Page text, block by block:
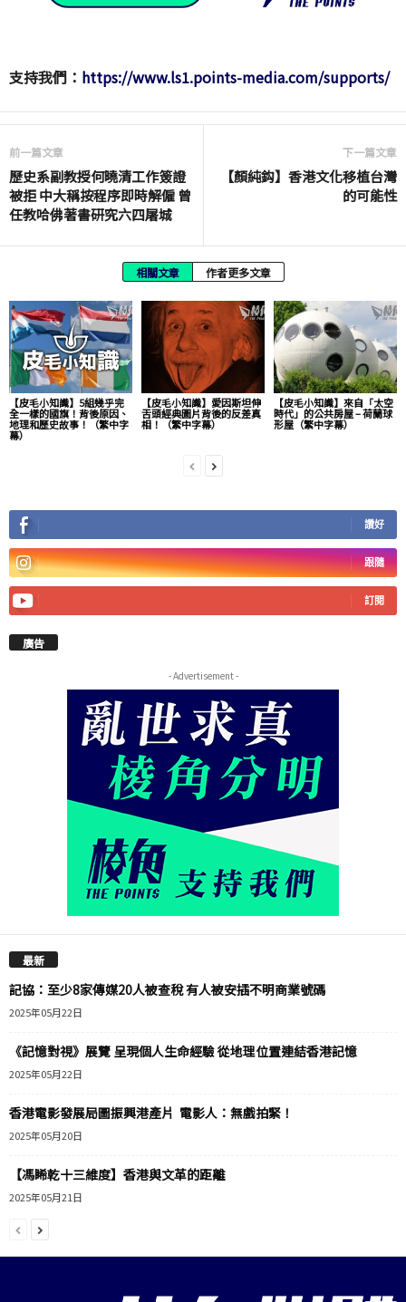
支持我們： https://www.ls1.points-media.com/supports/
前一篇文章
歷史系副教授何曉清工作簽證
被拒 中大稱按程序即時解僱 曾
任教哈佛著書研究六四屠城
下一篇文章
【顏純鈎】香港文化移植台灣
的可能性
相關文章 作者更多文章
【皮毛小知識】5組幾乎完
全一樣的國旗！背後原因、
地理和歷史故事！（繁中字
幕）
【皮毛小知識】愛因斯坦伸
舌頭經典圖片背後的反差真
相！（繁中字幕）
【皮毛小知識】來自「太空
時代」的公共房屋 – 荷蘭球
形屋（繁中字幕）
讚好
跟隨
訂閱
廣告
- Advertisement -
最新
記協：至少8家傳媒20人被查稅 有人被安插不明商業號碼
2025年05月22日
《記憶對視》展覽 呈現個人生命經驗 從地理位置連結香港記憶
2025年05月22日
香港電影發展局圖振興港產片 電影人：無戲拍緊！
2025年05月20日
【馮睎乾十三維度】香港與文革的距離
2025年05月21日